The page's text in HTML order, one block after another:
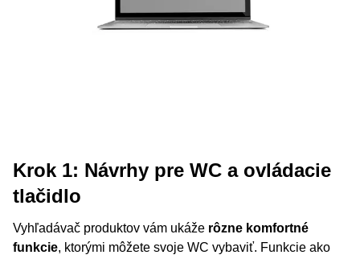
Krok 1: Návrhy pre WC a ovládacie
tlačidlo
Vyhľadávač produktov vám ukáže rôzne komfortné
funkcie, ktorými môžete svoje WC vybaviť. Funkcie ako